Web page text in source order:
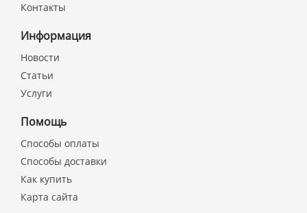
Контакты
Информация
Новости
Статьи
Услуги
Помощь
Способы оплаты
Способы доставки
Как купить
Карта сайта